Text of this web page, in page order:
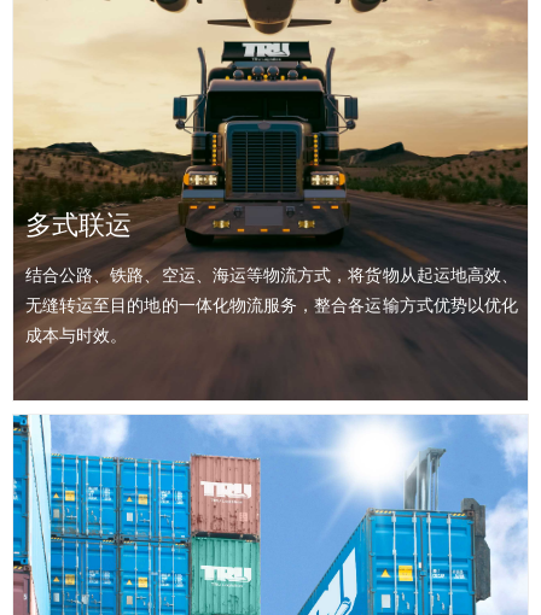
中欧班列
连接中国与欧洲及 “一带一路” 沿线国家的跨国铁路集装箱联运服
务，通过固定班期、固定线路、固定站点，为跨境货物提供稳定、
高效、成本适中的陆路运输选择。
多式联运
结合公路、铁路、空运、海运等物流方式，将货物从起运地高效、
无缝转运至目的地的一体化物流服务，整合各运输方式优势以优化
成本与时效。